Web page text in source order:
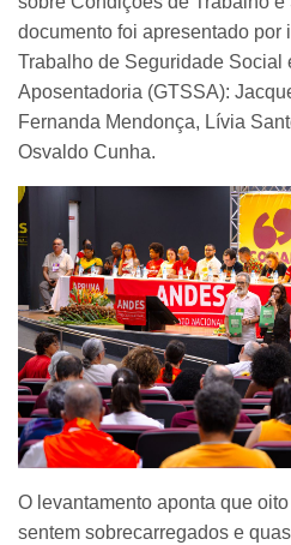
documento foi apresentado por
Trabalho de Seguridade Social
Aposentadoria (GTSSA):
Fernanda Mendonça, Lívia
Osvaldo Cunha.
O levantamento aponta que
sentem sobrecarregados e